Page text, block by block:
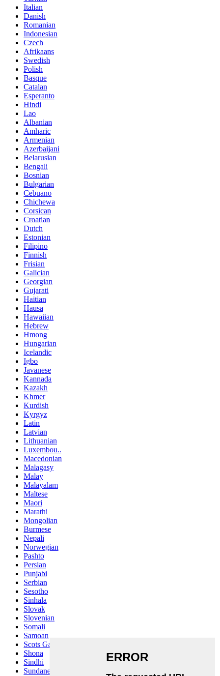
Italian
Danish
Romanian
Indonesian
Czech
Afrikaans
Swedish
Polish
Basque
Catalan
Esperanto
Hindi
Lao
Albanian
Amharic
Armenian
Azerbaijani
Belarusian
Bengali
Bosnian
Bulgarian
Cebuano
Chichewa
Corsican
Croatian
Dutch
Estonian
Filipino
Finnish
Frisian
Galician
Georgian
Gujarati
Haitian
Hausa
Hawaiian
Hebrew
Hmong
Hungarian
Icelandic
Igbo
Javanese
Kannada
Kazakh
Khmer
Kurdish
Kyrgyz
Latin
Latvian
Lithuanian
Luxembou..
Macedonian
Malagasy
Malay
Malayalam
Maltese
Maori
Marathi
Mongolian
Burmese
Nepali
Norwegian
Pashto
Persian
Punjabi
Serbian
Sesotho
Sinhala
Slovak
Slovenian
Somali
Samoan
Scots Gaelic
Shona
Sindhi
Sundanese